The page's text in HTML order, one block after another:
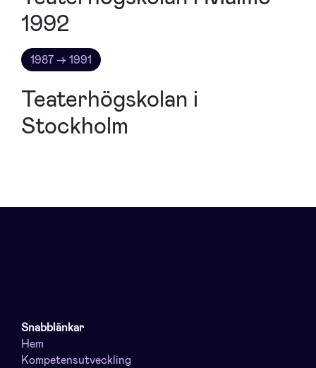
1992
1987 → 1991
Teaterhögskolan i
Stockholm
Snabblänkar
Hem
Kompetensutveckling